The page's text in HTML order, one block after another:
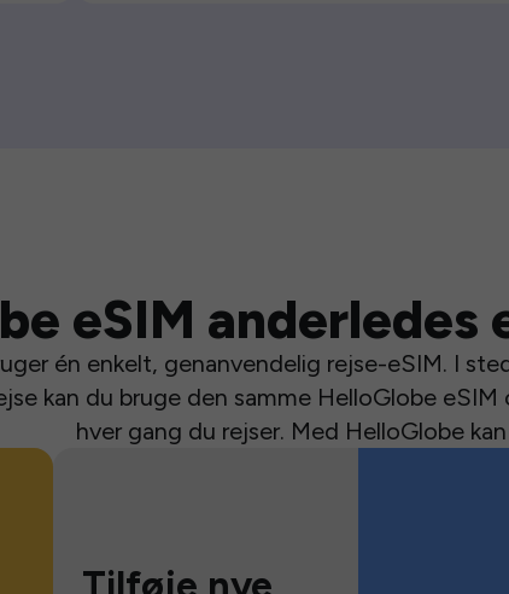
eSIM anderledes
én enkelt, genanvendelig rejse-eSIM. I
kan du bruge den samme HelloGlobe
hver gang du rejser. Med HelloGlobe